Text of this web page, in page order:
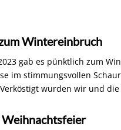
Wintereinbruch
gab es pünktlich zum
im stimmungsvollen
wurden wir und die